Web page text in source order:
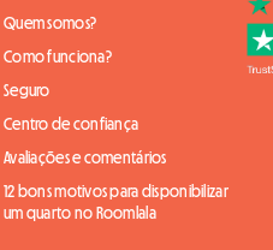
Quem somos?
Como funciona?
Seguro
Centro de confiança
Avaliações e comentários
12 bons motivos para disponibilizar
um quarto no Roomlala